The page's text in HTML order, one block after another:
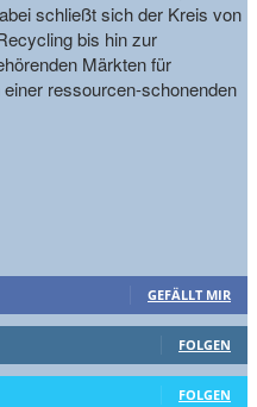
schließt sich der Kreis von
bis hin zur
Märkten für
ressourcen-schonenden
GEFÄLLT MIR
FOLGEN
FOLGEN